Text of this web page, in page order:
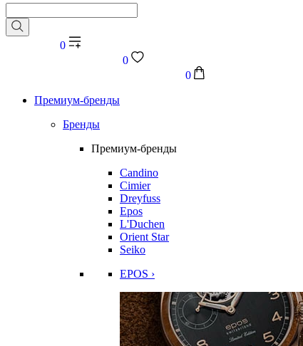
0
0
0
Премиум-бренды
Бренды
Премиум-бренды
Candino
Cimier
Dreyfuss
Epos
L'Duchen
Orient Star
Seiko
EPOS ›